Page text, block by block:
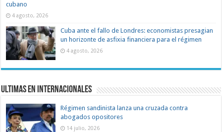
cubano
4 agosto, 2026
Cuba ante el fallo de Londres: economistas presagian
un horizonte de asfixia financiera para el régimen
4 agosto, 2026
Ultimas en Internacionales
Régimen sandinista lanza una cruzada contra
abogados opositores
14 julio, 2026